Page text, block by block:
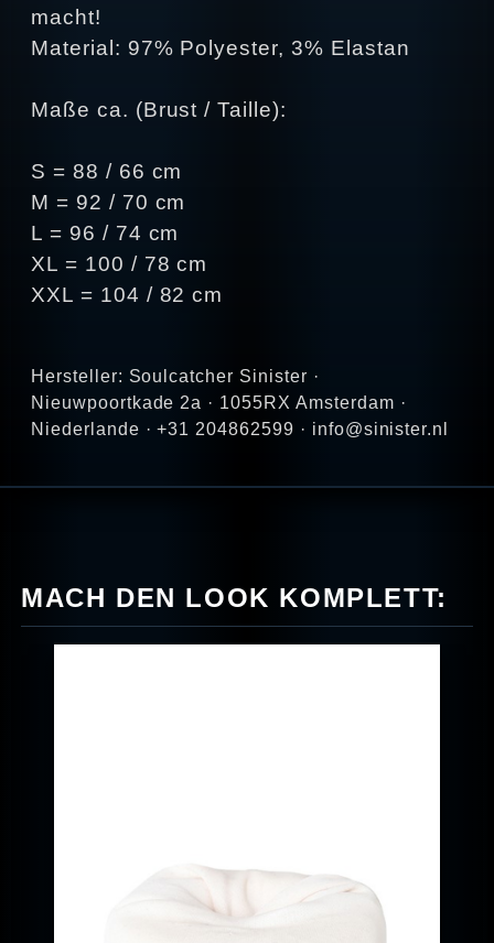
macht!
Material: 97% Polyester, 3% Elastan
Maße ca. (Brust / Taille):
S = 88 / 66 cm
M = 92 / 70 cm
L = 96 / 74 cm
XL = 100 / 78 cm
XXL = 104 / 82 cm
Hersteller: Soulcatcher Sinister ·
Nieuwpoortkade 2a · 1055RX Amsterdam ·
Niederlande · +31 204862599 · info@sinister.nl
MACH DEN LOOK KOMPLETT: